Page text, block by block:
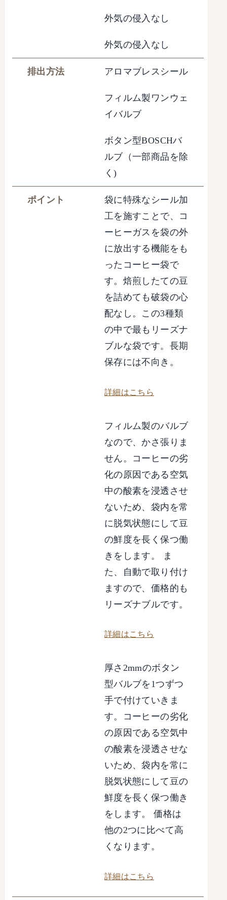
外気の侵入なし
外気の侵入なし
排出方法 アロマブレスシール
フィルム製ワンウェ
イバルブ
ボタン型BOSCHバ
ルブ（一部商品を除
く)
ポイント
袋に特殊なシール加
工を施すことで、コ
ーヒーガスを袋の外
に放出する機能をも
ったコーヒー袋で
す。焙煎したての豆
を詰めても破袋の心
配なし。この3種類
の中で最もリーズナ
ブルな袋です。長期
保存には不向き。
詳細はこちら
フィルム製のバルブ
なので、かさ張りま
せん。コーヒーの劣
化の原因である空気
中の酸素を浸透させ
ないため、袋内を常
に脱気状態にして豆
の鮮度を長く保つ働
きをします。 ま
た、自動で取り付け
ますので、価格的も
リーズナブルです。
詳細はこちら
厚さ2mmのボタン
型バルブを1つずつ
手で付けていきま
す。コーヒーの劣化
の原因である空気中
の酸素を浸透させな
いため、袋内を常に
脱気状態にして豆の
鮮度を長く保つ働き
をします。 価格は
他の2つに比べて高
くなります。
詳細はこちら